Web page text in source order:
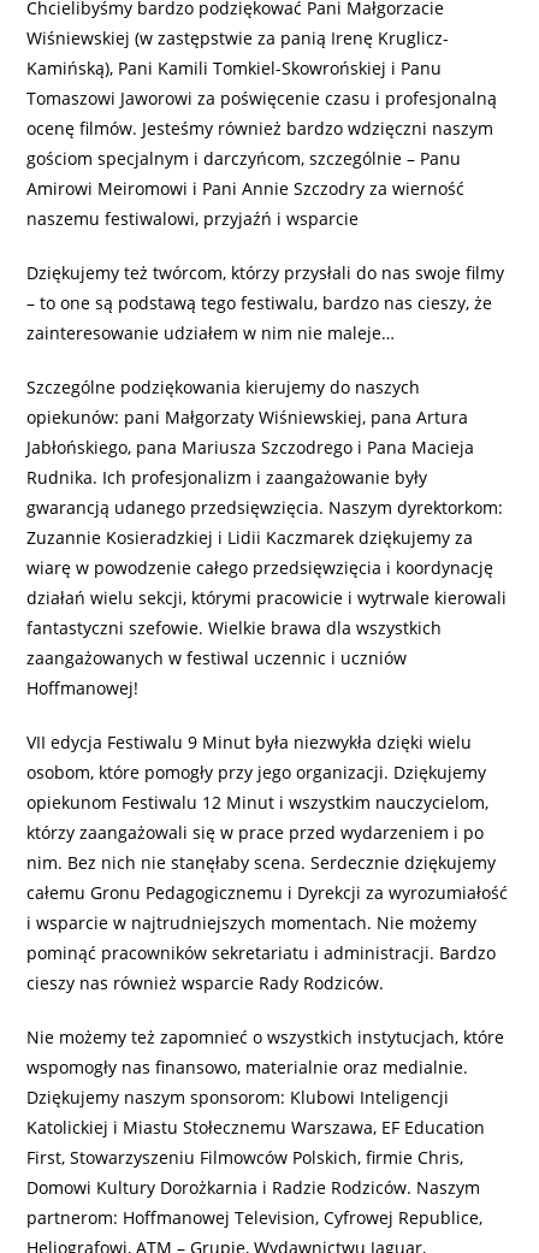
Chcielibyśmy bardzo podziękować Pani Małgorzacie
Wiśniewskiej (w zastępstwie za panią Irenę Kruglicz-
Kamińską), Pani Kamili Tomkiel-Skowrońskiej i Panu
Tomaszowi Jaworowi za poświęcenie czasu i profesjonalną
ocenę filmów. Jesteśmy również bardzo wdzięczni naszym
gościom specjalnym i darczyńcom, szczególnie – Panu
Amirowi Meiromowi i Pani Annie Szczodry za wierność
naszemu festiwalowi, przyjaźń i wsparcie
Dziękujemy też twórcom, którzy przysłali do nas swoje filmy
– to one są podstawą tego festiwalu, bardzo nas cieszy, że
zainteresowanie udziałem w nim nie maleje…
Szczególne podziękowania kierujemy do naszych
opiekunów: pani Małgorzaty Wiśniewskiej, pana Artura
Jabłońskiego, pana Mariusza Szczodrego i Pana Macieja
Rudnika. Ich profesjonalizm i zaangażowanie były
gwarancją udanego przedsięwzięcia. Naszym dyrektorkom:
Zuzannie Kosieradzkiej i Lidii Kaczmarek dziękujemy za
wiarę w powodzenie całego przedsięwzięcia i koordynację
działań wielu sekcji, którymi pracowicie i wytrwale kierowali
fantastyczni szefowie. Wielkie brawa dla wszystkich
zaangażowanych w festiwal uczennic i uczniów
Hoffmanowej!
VII edycja Festiwalu 9 Minut była niezwykła dzięki wielu
osobom, które pomogły przy jego organizacji. Dziękujemy
opiekunom Festiwalu 12 Minut i wszystkim nauczycielom,
którzy zaangażowali się w prace przed wydarzeniem i po
nim. Bez nich nie stanęłaby scena. Serdecznie dziękujemy
całemu Gronu Pedagogicznemu i Dyrekcji za wyrozumiałość
i wsparcie w najtrudniejszych momentach. Nie możemy
pominąć pracowników sekretariatu i administracji. Bardzo
cieszy nas również wsparcie Rady Rodziców.
Nie możemy też zapomnieć o wszystkich instytucjach, które
wspomogły nas finansowo, materialnie oraz medialnie.
Dziękujemy naszym sponsorom: Klubowi Inteligencji
Katolickiej i Miastu Stołecznemu Warszawa, EF Education
First, Stowarzyszeniu Filmowców Polskich, firmie Chris,
Domowi Kultury Dorożkarnia i Radzie Rodziców. Naszym
partnerom: Hoffmanowej Television, Cyfrowej Republice,
Heliografowi, ATM – Grupie, Wydawnictwu Jaguar,